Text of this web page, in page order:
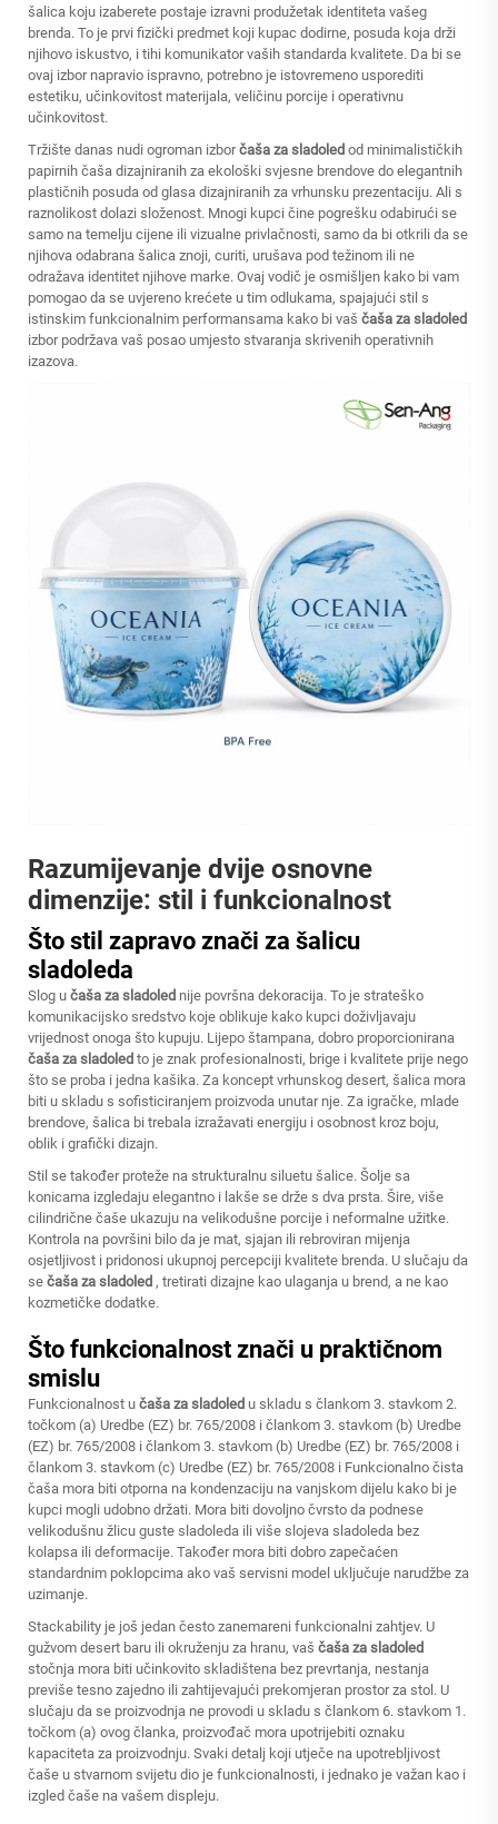
šalica koju izaberete postaje izravni produžetak identiteta vašeg
brenda. To je prvi fizički predmet koji kupac dodirne, posuda koja drži
njihovo iskustvo, i tihi komunikator vaših standarda kvalitete. Da bi se
ovaj izbor napravio ispravno, potrebno je istovremeno usporediti
estetiku, učinkovitost materijala, veličinu porcije i operativnu
učinkovitost.
Tržište danas nudi ogroman izborčaša za sladoled od minimalističkih
papirnih čaša dizajniranih za ekološki svjesne brendove do elegantnih
plastičnih posuda od glasa dizajniranih za vrhunsku prezentaciju. Ali s
raznolikost dolazi složenost. Mnogi kupci čine pogrešku odabirući se
samo na temelju cijene ili vizualne privlačnosti, samo da bi otkrili da se
njihova odabrana šalica znoji, curiti, urušava pod težinom ili ne
odražava identitet njihove marke. Ovaj vodič je osmišljen kako bi vam
pomogao da se uvjereno krećete u tim odlukama, spajajući stil s
istinskim funkcionalnim performansama kako bi vaš čaša za sladoled
izbor podržava vaš posao umjesto stvaranja skrivenih operativnih
izazova.
Razumijevanje dvije osnovne
dimenzije: stil i funkcionalnost
Što stil zapravo znači za šalicu
sladoleda
Slog u čaša za sladoled nije površna dekoracija. To je strateško
komunikacijsko sredstvo koje oblikuje kako kupci doživljavaju
vrijednost onoga što kupuju. Lijepo štampana, dobro proporcionirana
čaša za sladoled to je znak profesionalnosti, brige i kvalitete prije nego
što se proba i jedna kašika. Za koncept vrhunskog desert, šalica mora
biti u skladu s sofisticiranjem proizvoda unutar nje. Za igračke, mlade
brendove, šalica bi trebala izražavati energiju i osobnost kroz boju,
oblik i grafički dizajn.
Stil se također proteže na strukturalnu siluetu šalice. Šolje sa
konicama izgledaju elegantno i lakše se drže s dva prsta. Šire, više
cilindrične čaše ukazuju na velikodušne porcije i neformalne užitke.
Kontrola na površini bilo da je mat, sjajan ili rebroviran mijenja
osjetljivost i pridonosi ukupnoj percepciji kvalitete brenda. U slučaju da
se čaša za sladoled , tretirati dizajne kao ulaganja u brend, a ne kao
kozmetičke dodatke.
Što funkcionalnost znači u praktičnom
smislu
Funkcionalnost u čaša za sladoled u skladu s člankom 3. stavkom 2.
točkom (a) Uredbe (EZ) br. 765/2008 i člankom 3. stavkom (b) Uredbe
(EZ) br. 765/2008 i člankom 3. stavkom (b) Uredbe (EZ) br. 765/2008 i
člankom 3. stavkom (c) Uredbe (EZ) br. 765/2008 i Funkcionalno čista
čaša mora biti otporna na kondenzaciju na vanjskom dijelu kako bi je
kupci mogli udobno držati. Mora biti dovoljno čvrsto da podnese
velikodušnu žlicu guste sladoleda ili više slojeva sladoleda bez
kolapsa ili deformacije. Također mora biti dobro zapečaćen
standardnim poklopcima ako vaš servisni model uključuje narudžbe za
uzimanje.
Stackability je još jedan često zanemareni funkcionalni zahtjev. U
gužvom desert baru ili okruženju za hranu, vaš čaša za sladoled
stočnja mora biti učinkovito skladištena bez prevrtanja, nestanja
previše tesno zajedno ili zahtijevajući prekomjeran prostor za stol. U
slučaju da se proizvodnja ne provodi u skladu s člankom 6. stavkom 1.
točkom (a) ovog članka, proizvođač mora upotrijebiti oznaku
kapaciteta za proizvodnju. Svaki detalj koji utječe na upotrebljivost
čaše u stvarnom svijetu dio je funkcionalnosti, i jednako je važan kao i
izgled čaše na vašem displeju.